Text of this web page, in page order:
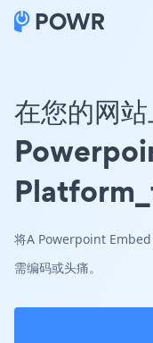
在您的网
将A Powerpoint
需编码或头痛。